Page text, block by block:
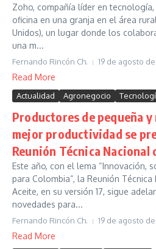
Zoho, compañía líder en
oficina en una granja en el área
Unidos), un lugar donde los
una m...
Fernando Rincón Ch. 19 de agosto de
Read More
Actualidad Agronegocio
Productores de pequeña y
mejor productividad se
Reunión Técnica Nacional
Este año, con el lema “Innovación,
para Colombia”, la Reunión
Aceite, en su versión 17, sigue
novedades para...
Fernando Rincón Ch. 19 de agosto de
Read More